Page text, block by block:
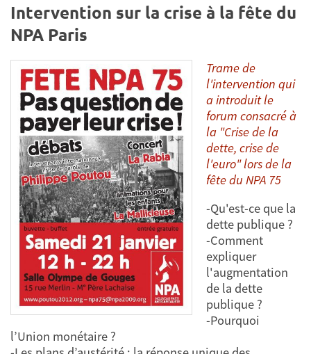
Intervention sur la crise à la fête du
NPA Paris
Trame de
l'intervention qui
a introduit le
forum consacré à
la "Crise de la
dette, crise de
l'euro" lors de la
fête du NPA 75
-Qu'est-ce que la
dette publique ?
-Comment
expliquer
l'augmentation
de la dette
publique ?
-Pourquoi
l’Union monétaire ?